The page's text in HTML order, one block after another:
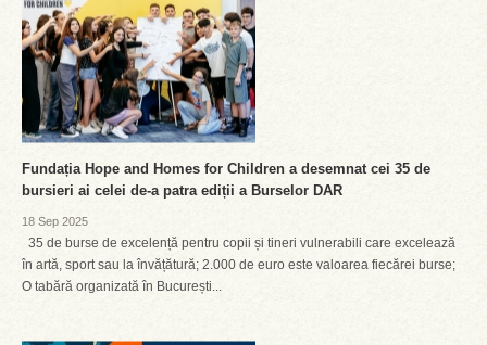
Fundația Hope and Homes for Children a desemnat cei 35 de
bursieri ai celei de-a patra ediții a Burselor DAR
18 Sep 2025
35 de burse de excelență pentru copii și tineri vulnerabili care excelează
în artă, sport sau la învățătură; 2.000 de euro este valoarea fiecărei burse;
O tabără organizată în București...